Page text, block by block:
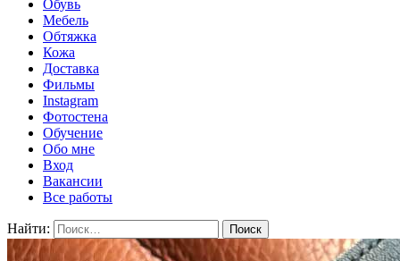
Обувь
Мебель
Обтяжка
Кожа
Доставка
Фильмы
Instagram
Фотостена
Обучение
Обо мне
Вход
Вакансии
Все работы
Найти: